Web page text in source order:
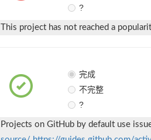
?
This project has not reached a
完成
不完整
?
Projects on GitHub by default use